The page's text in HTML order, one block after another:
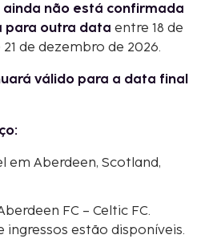
não está confirmada
para outra data entre 18 de
de dezembro de 2026.
válido para a data final
em Aberdeen, Scotland,
FC – Celtic FC.
ingressos estão disponíveis.